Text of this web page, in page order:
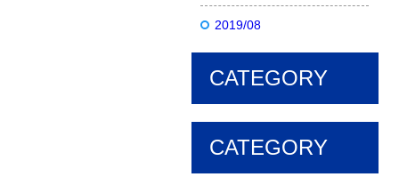
2019/08
CATEGORY
CATEGORY